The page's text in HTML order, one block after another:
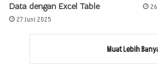
Data dengan Excel Table
27 Juni 2025
Muat Lebih